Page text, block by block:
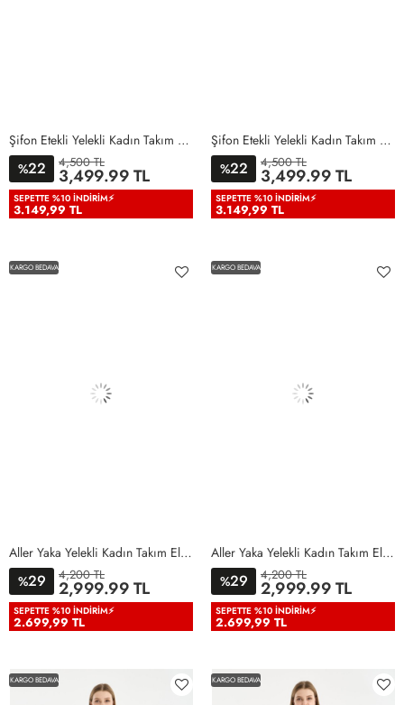
36 38 40 42 44
48
50
Şifon Etekli Yelekli Kadın Takım Elbise Mint Yeşili Mint Yeşili
%22 4,500 TL
3,499.99 TL
SEPETTE %10 İNDIRIM⚡
3.149,99 TL
36 38 40 42 44
48
50
Şifon Etekli Yelekli Kadın Takım Elbise Siyah Siyah
%22 4,500 TL
3,499.99 TL
SEPETTE %10 İNDIRIM⚡
3.149,99 TL
KARGO BEDAVA
36 38 40 42 44
48
50
Aller Yaka Yelekli Kadın Takım Elbise Lila Lila
%29 4,200 TL
2,999.99 TL
SEPETTE %10 İNDIRIM⚡
2.699,99 TL
KARGO BEDAVA
36 38 40 42 44
48
50
Aller Yaka Yelekli Kadın Takım Elbise Açık Pembe Açık Pembe
%29 4,200 TL
2,999.99 TL
SEPETTE %10 İNDIRIM⚡
2.699,99 TL
KARGO BEDAVA KARGO BEDAVA